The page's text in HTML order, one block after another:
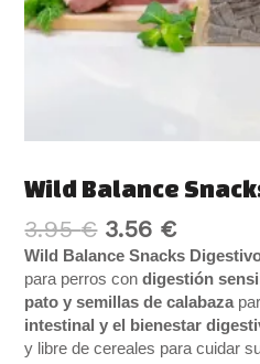
Wild Balance
3.95€ 3.56 €
Wild Balance Snacks
para perros condigestión
pato y semillas de calabaza
intestinal y el bienestar
y libre de cereales para cuidar